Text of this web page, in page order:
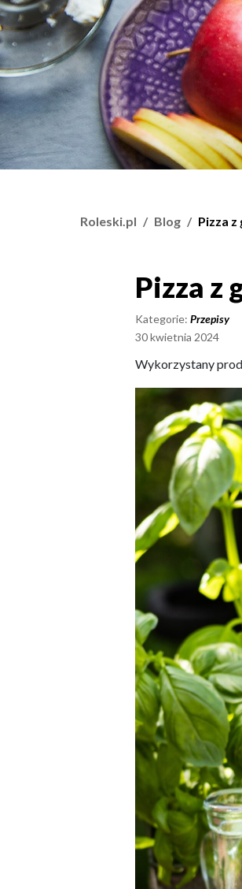
Roleski.pl Blog Pizza z
Pizza z
Pizza z
Kategorie: Przepisy
30 kwietnia 2024
Wykorzystany